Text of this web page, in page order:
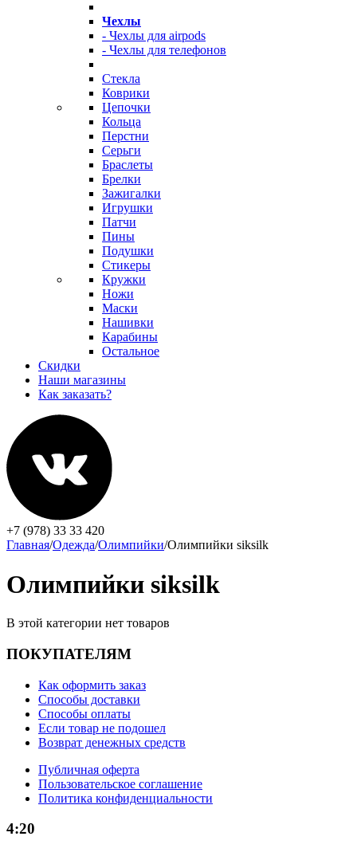
Чехлы
- Чехлы для airpods
- Чехлы для телефонов
Стекла
Коврики
Цепочки
Кольца
Перстни
Серьги
Браслеты
Брелки
Зажигалки
Игрушки
Патчи
Пины
Подушки
Стикеры
Кружки
Ножи
Маски
Нашивки
Карабины
Остальное
Скидки
Наши магазины
Как заказать?
+7 (978) 33 33 420
Главная/Одежда/Олимпийки/Олимпийки siksilk
Олимпийки siksilk
В этой категории нет товаров
ПОКУПАТЕЛЯМ
Как оформить заказ
Способы доставки
Способы оплаты
Если товар не подошел
Возврат денежных средств
Публичная оферта
Пользовательское соглашение
Политика конфиденциальности
4:20